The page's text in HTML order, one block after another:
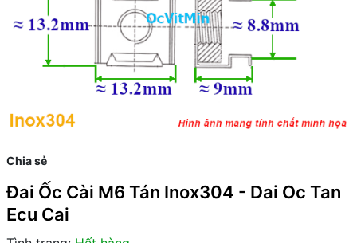
Chia sẻ
Đai Ốc Cài M6 Tán Inox304 - Dai Oc Tan
Ecu Cai